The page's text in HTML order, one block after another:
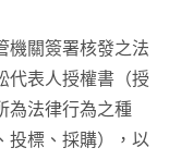
機關簽署核發之法
代表人授權書（授
為法律行為之種
投標、採購），以